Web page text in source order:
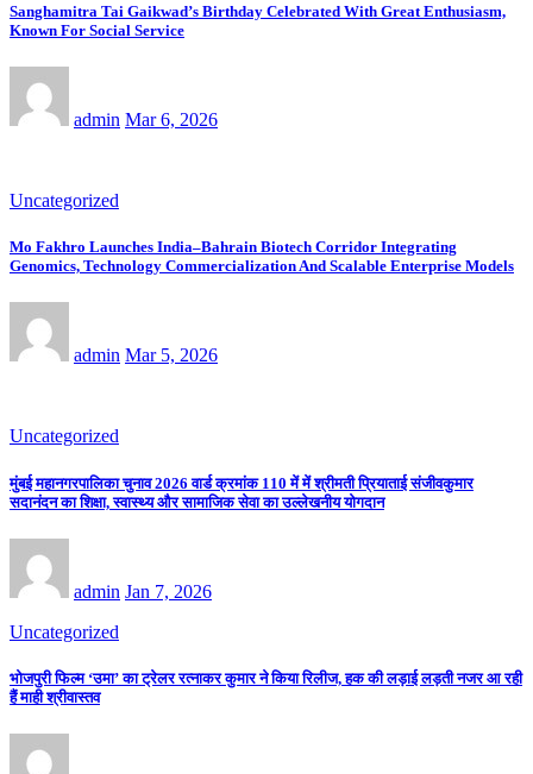
Sanghamitra Tai Gaikwad’s Birthday Celebrated With Great Enthusiasm,
Known For Social Service
admin Mar 6, 2026
Uncategorized
Mo Fakhro Launches India–Bahrain Biotech Corridor Integrating
Genomics, Technology Commercialization And Scalable Enterprise Models
admin Mar 5, 2026
Uncategorized
मुंबई महानगरपालिका चुनाव 2026 वार्ड क्रमांक 110 में में श्रीमती प्रियाताई संजीवकुमार
सदानंदन का शिक्षा, स्वास्थ्य और सामाजिक सेवा का उल्लेखनीय योगदान
admin Jan 7, 2026
Uncategorized
भोजपुरी फिल्म ‘उमा’ का ट्रेलर रत्नाकर कुमार ने किया रिलीज, हक की लड़ाई लड़ती नजर आ रही
हैं माही श्रीवास्तव